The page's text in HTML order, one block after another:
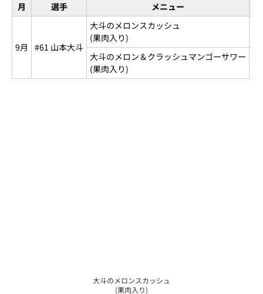
月 選手 メニュー
9月 #61 山本大斗
大斗のメロンスカッシュ
(果肉入り)
大斗のメロン＆クラッシュマンゴーサワー
(果肉入り)
大斗のメロンスカッシュ
(果肉入り)